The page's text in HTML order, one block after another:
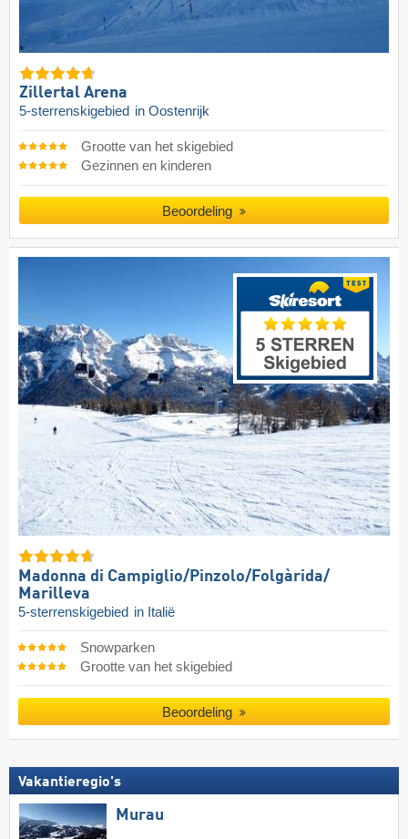
Zillertal Arena
5-sterrenskigebied in Oostenrijk
Grootte van het skigebied
Gezinnen en kinderen
Beoordeling
Madonna di Campiglio/​Pinzolo/​Folgàrida/​
Marilleva
5-sterrenskigebied in Italië
Snowparken
Grootte van het skigebied
Beoordeling
Vakantieregio's
Murau